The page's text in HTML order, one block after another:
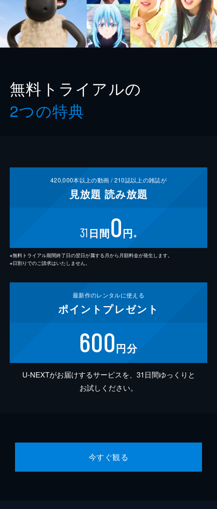
無料トライアルの
2つの特典
420,000本以上の動画 /210誌以上の雑誌が
見放題 読み放題
31 日間0円 ※
※無料トライアル期間終了日の翌日が属する月から月額料金が発生します。
※日割りでのご請求はいたしません。
最新作のレンタルに使える
ポイント プレゼント
600円分
U-NEXTがお届けするサービスを、31日間ゆっくりと
お試しください。
今すぐ観る